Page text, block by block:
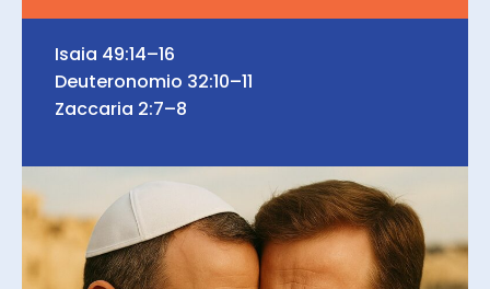
Isaia 49:14–16
Deuteronomio 32:10–11
Zaccaria 2:7–8